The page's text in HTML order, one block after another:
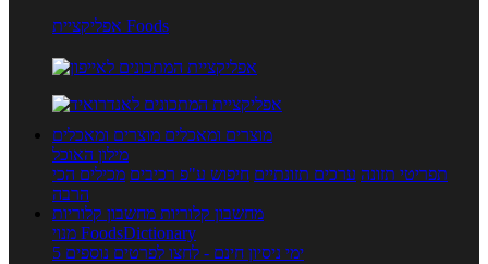
אפליקציית Foods
מוצרים ומאכלים מוצרים ומאכלים
מילון האוכל
תפריטי תזונה ערכים תזונתיים חיפוש ע"פ רכיבים מכילים הכי
הרבה
מחשבון קלוריות מחשבון קלוריות
מנוי FoodsDictionary
5 ימי ניסיון חינם - לחצו לפרטים נוספים